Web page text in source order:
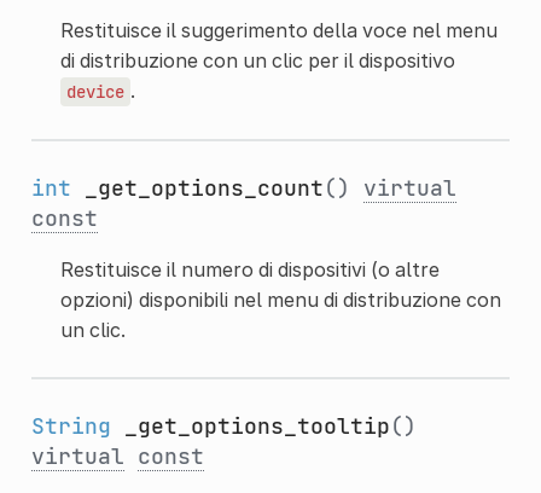
Restituisce il suggerimento della voce nel menu
di distribuzione con un clic per il dispositivo
device .
int _get_options_count() virtual
const
Restituisce il numero di dispositivi (o altre
opzioni) disponibili nel menu di distribuzione con
un clic.
String _get_options_tooltip()
virtual const